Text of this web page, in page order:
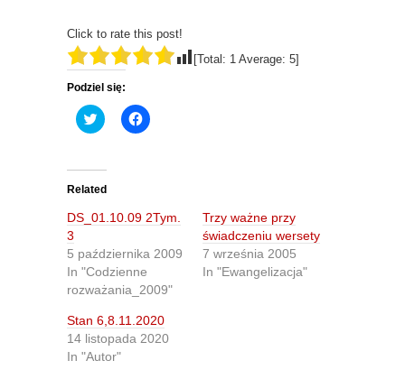
Click to rate this post!
[Total: 1 Average: 5]
Podziel się:
C
l
t
o
s
h
a
o
n
T
w
t
t
e
r
(
C
l
h
a
o
n
F
a
e
b
o
Related
DS_01.10.09 2Tym.
3
5 października 2009
In "Codzienne
rozważania_2009"
Trzy ważne przy
świadczeniu wersety
7 września 2005
In "Ewangelizacja"
Stan 6,8.11.2020
14 listopada 2020
In "Autor"